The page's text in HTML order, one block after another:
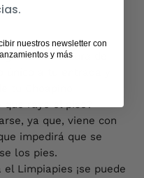
la estructura de
a tu entrada y
tu Choapino
que raye el piso?
ya que, viene con
impedirá que se
los pies.
Limpiapies ¡se puede
nuestros newsletter con
y más